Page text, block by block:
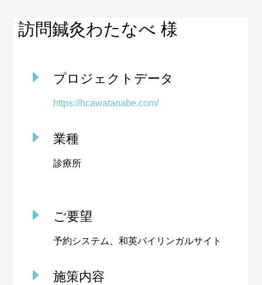
訪問鍼灸わたなべ 様
E プロジェクトデータ
https://hcawatanabe.com/
E 業種
診療所
E ご要望
予約システム、和英バイリンガルサイト
E 施策内容